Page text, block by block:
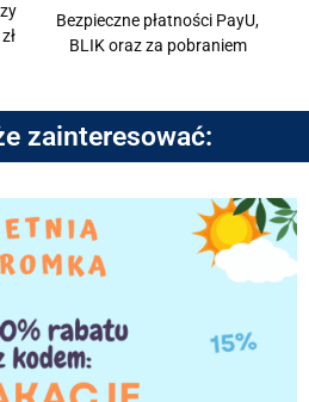
Bezpieczne płatności PayU,
BLIK oraz za pobraniem
zainteresować: